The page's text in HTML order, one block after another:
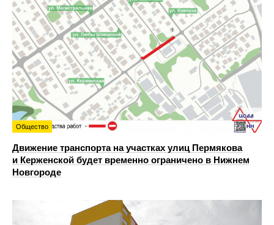
Общество
Движение транспорта на участках улиц Пермякова
и Керженской будет временно ограничено в Нижнем
Новгороде